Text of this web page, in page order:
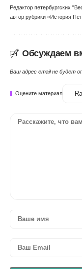
Редактор петербургских
автор рубрики «История
Обсуждаем
Ваш адрес email не будет
Оцените материал